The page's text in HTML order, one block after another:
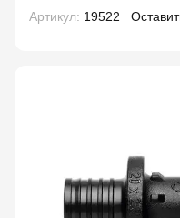
Артикул: 19522